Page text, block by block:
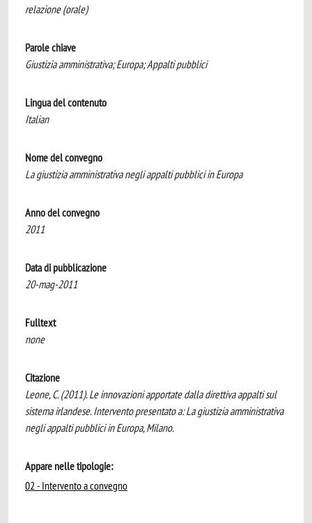
relazione (orale)
Parole chiave
Giustizia amministrativa; Europa; Appalti pubblici
Lingua del contenuto
Italian
Nome del convegno
La giustizia amministrativa negli appalti pubblici in Europa
Anno del convegno
2011
Data di pubblicazione
20-mag-2011
Fulltext
none
Citazione
Leone, C. (2011). Le innovazioni apportate dalla direttiva appalti sul
sistema irlandese. Intervento presentato a: La giustizia amministrativa
negli appalti pubblici in Europa, Milano.
Appare nelle tipologie:
02 - Intervento a convegno